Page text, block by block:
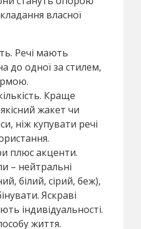
власної
Речі мають
до одної за стилем,
Краще
жакет чи
ніж купувати речі
плюс акценти.
– нейтральні
білий, сірий, беж),
Яскраві
індивідуальності.
життя.